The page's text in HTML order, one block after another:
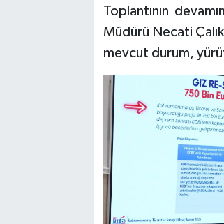
Toplantının
Müdürü Necati
mevcut durum,